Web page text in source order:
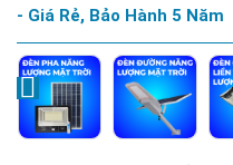
- Giá Rẻ, Bảo Hành 5 Năm